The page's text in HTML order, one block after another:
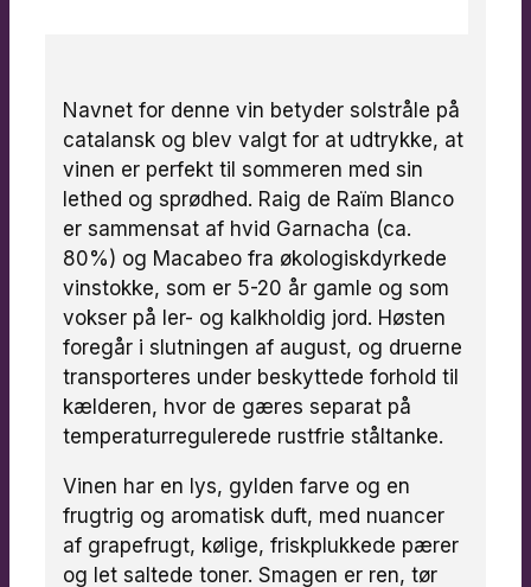
Navnet for denne vin betyder solstråle på
catalansk og blev valgt for at udtrykke, at
vinen er perfekt til sommeren med sin
lethed og sprødhed. Raig de Raïm Blanco
er sammensat af hvid Garnacha (ca.
80%) og Macabeo fra økologiskdyrkede
vinstokke, som er 5-20 år gamle og som
vokser på ler- og kalkholdig jord. Høsten
foregår i slutningen af august, og druerne
transporteres under beskyttede forhold til
kælderen, hvor de gæres separat på
temperaturregulerede rustfrie ståltanke.
Vinen har en lys, gylden farve og en
frugtrig og aromatisk duft, med nuancer
af grapefrugt, kølige, friskplukkede pærer
og let saltede toner. Smagen er ren, tør